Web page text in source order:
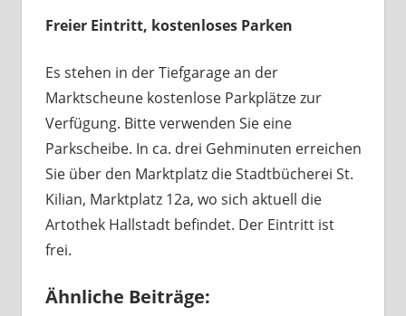
Freier Eintritt, kostenloses Parken
Es stehen in der Tiefgarage an der
Marktscheune kostenlose Parkplätze zur
Verfügung. Bitte verwenden Sie eine
Parkscheibe. In ca. drei Gehminuten erreichen
Sie über den Marktplatz die Stadtbücherei St.
Kilian, Marktplatz 12a, wo sich aktuell die
Artothek Hallstadt befindet. Der Eintritt ist
frei.
Ähnliche Beiträge: